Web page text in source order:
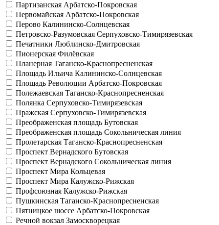
Партизанская Арбатско-Покровская
Первомайская Арбатско-Покровская
Перово Калининско-Солнцевская
Петровско-Разумовская Серпуховско-Тимирязевская
Печатники Люблинско-Дмитровская
Пионерская Филёвская
Планерная Таганско-Краснопресненская
Площадь Ильича Калининско-Солнцевская
Площадь Революции Арбатско-Покровская
Полежаевская Таганско-Краснопресненская
Полянка Серпуховско-Тимирязевская
Пражская Серпуховско-Тимирязевская
Преображенская площадь Бутовская
Преображенская площадь Сокольническая линия
Пролетарская Таганско-Краснопресненская
Проспект Вернадского Бутовская
Проспект Вернадского Сокольническая линия
Проспект Мира Кольцевая
Проспект Мира Калужско-Рижская
Профсоюзная Калужско-Рижская
Пушкинская Таганско-Краснопресненская
Пятницкое шоссе Арбатско-Покровская
Речной вокзал Замоскворецкая